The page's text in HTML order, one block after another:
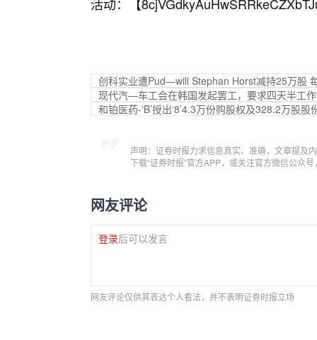
创科实业遭Pud—will Stephan Horst减持25万股
现代汽—车工会在韩国发起罢工，要求四天半工
和铂医药-‘B’授出‘8’4.3万份购股权及328.2万股股
声明：证券时报力求信息真实、准确，文章提及
下载“证券时报”官方APP，或关注官方微信公众
网友评论
登录后可以发言
网友评论仅供其表达个人看法，并不表明证券时报立场